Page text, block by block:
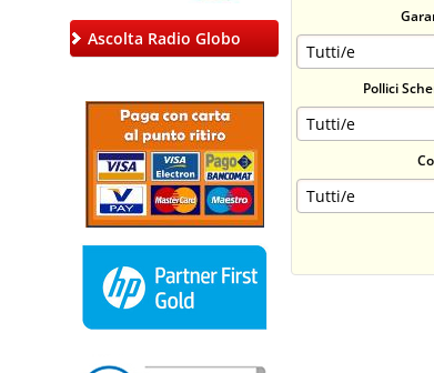
Ascolta Radio Globo
Pollici